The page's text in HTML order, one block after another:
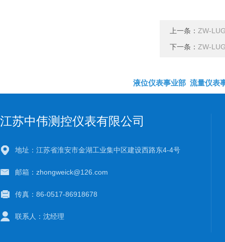
上一条： ZW-
下一条： ZW-
液位仪表事业部 流量仪表
江苏中伟测控仪表有限公司
地址：江苏省淮安市金湖工业集中区建设西路东4-4号
邮箱：zhongweick@126.com
传真：86-0517-86918678
联系人：沈经理